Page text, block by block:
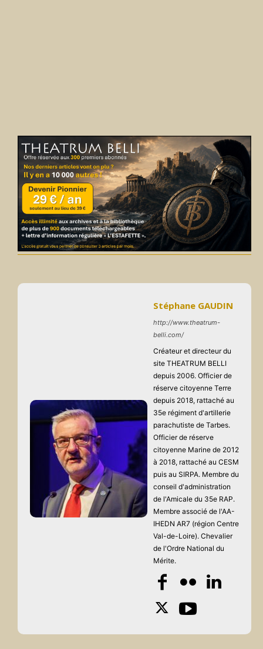
Stéphane GAUDIN
http://www.theatrum-
belli.com/
Créateur et directeur du
site THEATRUM BELLI
depuis 2006. Officier de
réserve citoyenne Terre
depuis 2018, rattaché au
35e régiment d'artillerie
parachutiste de Tarbes.
Officier de réserve
citoyenne Marine de 2012
à 2018, rattaché au CESM
puis au SIRPA. Membre du
conseil d'administration
de l'Amicale du 35e RAP.
Membre associé de l'AA-
IHEDN AR7 (région Centre
Val-de-Loire). Chevalier
de l'Ordre National du
Mérite.